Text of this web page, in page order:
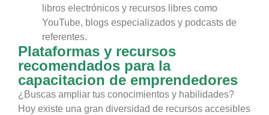
libros electrónicos y recursos libres como
YouTube, blogs especializados y podcasts de
referentes.
Plataformas y recursos
recomendados para la
capacitacion de emprendedores
¿Buscas ampliar tus conocimientos y habilidades?
Hoy existe una gran diversidad de recursos accesibles